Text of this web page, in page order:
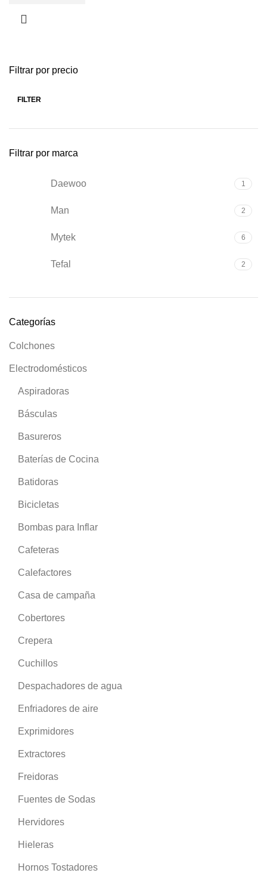
Filtrar por precio
FILTER
Filtrar por marca
Daewoo 1
Man 2
Mytek 6
Tefal 2
Categorías
Colchones
Electrodomésticos
Aspiradoras
Básculas
Basureros
Baterías de Cocina
Batidoras
Bicicletas
Bombas para Inflar
Cafeteras
Calefactores
Casa de campaña
Cobertores
Crepera
Cuchillos
Despachadores de agua
Enfriadores de aire
Exprimidores
Extractores
Freidoras
Fuentes de Sodas
Hervidores
Hieleras
Hornos Tostadores